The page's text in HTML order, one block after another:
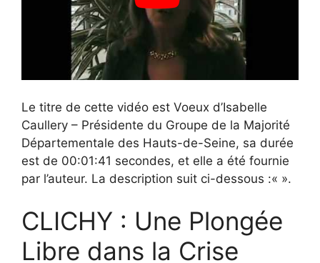
Le titre de cette vidéo est Voeux d’Isabelle
Caullery – Présidente du Groupe de la Majorité
Départementale des Hauts-de-Seine, sa durée
est de 00:01:41 secondes, et elle a été fournie
par l’auteur. La description suit ci-dessous :« ».
CLICHY : Une Plongée
Libre dans la Crise